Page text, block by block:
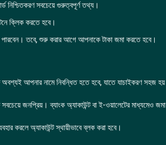
নিশ্চিতকরণ সবচেয়ে গুরুত্বপূর্ণ তথ্য।
ক্লিক করতে হবে।
পারবেন। তবে, শুরু করার আগে আপনাকে টাকা জমা করতে হবে।
আপনার নামে নিবন্ধিত হতে হবে, যাতে যাচাইকরণ সহজ
জনপ্রিয়। ব্যাংক অ্যাকাউন্ট বা ই-ওয়ালেটের মাধ্যমেও
করলে অ্যাকাউন্ট স্থায়ীভাবে ব্লক করা হবে।